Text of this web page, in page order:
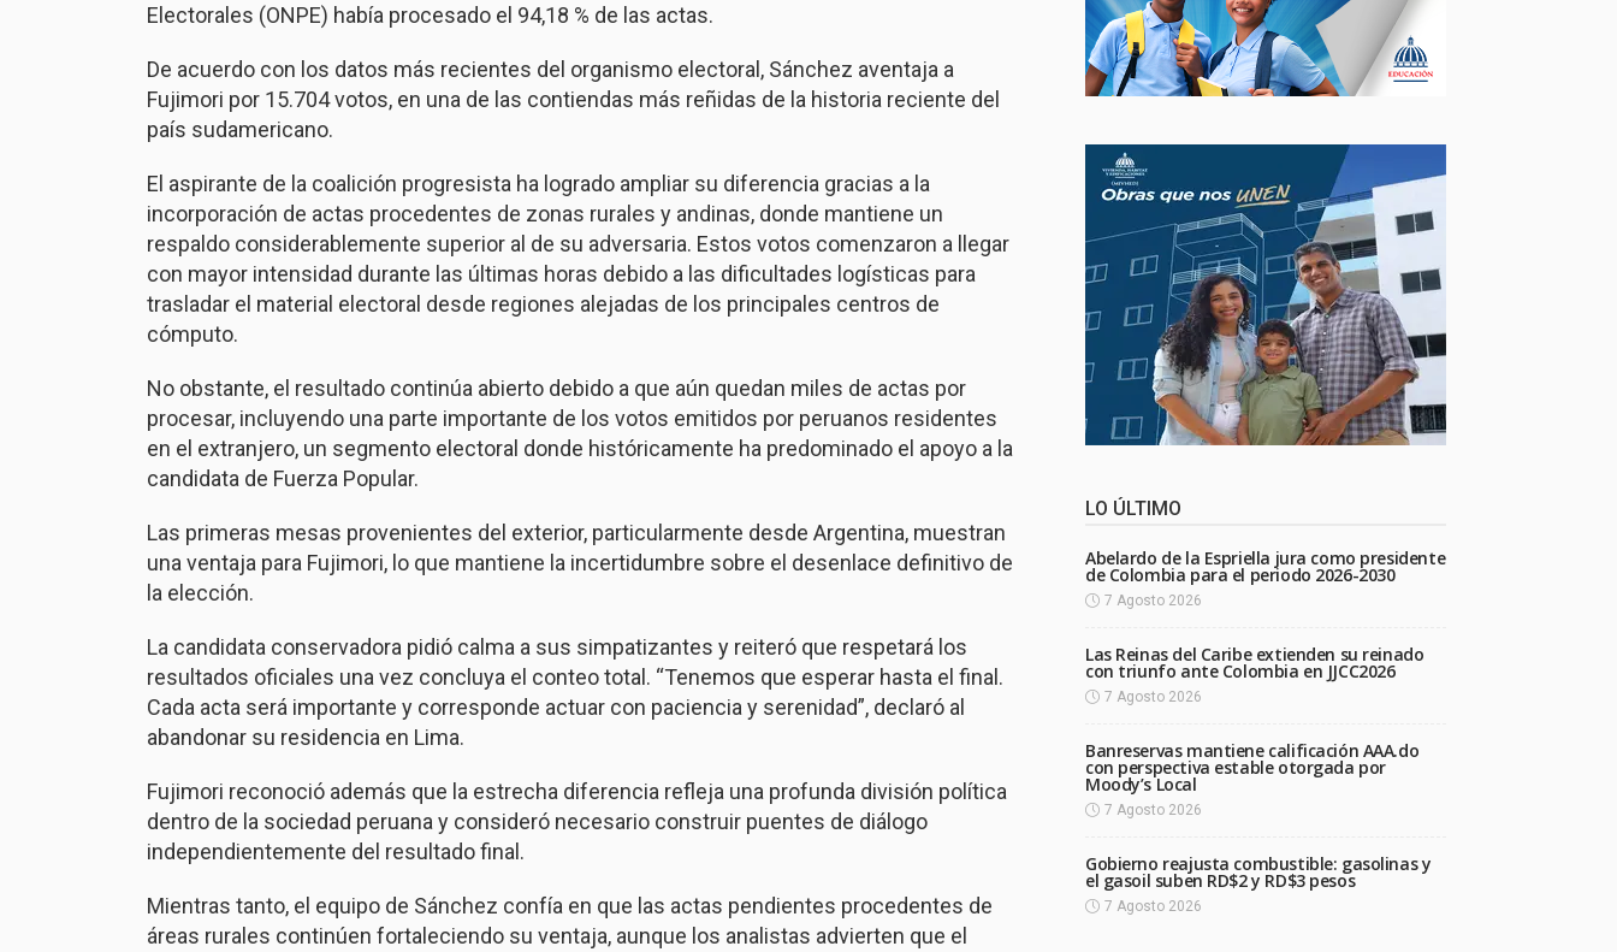
Electorales (ONPE) había procesado el 94,18 % de las actas.
De acuerdo con los datos más recientes del organismo electoral, Sánchez aventaja a
Fujimori por 15.704 votos, en una de las contiendas más reñidas de la historia reciente del
país sudamericano.
El aspirante de la coalición progresista ha logrado ampliar su diferencia gracias a la
incorporación de actas procedentes de zonas rurales y andinas, donde mantiene un
respaldo considerablemente superior al de su adversaria. Estos votos comenzaron a llegar
con mayor intensidad durante las últimas horas debido a las dificultades logísticas para
trasladar el material electoral desde regiones alejadas de los principales centros de
cómputo.
No obstante, el resultado continúa abierto debido a que aún quedan miles de actas por
procesar, incluyendo una parte importante de los votos emitidos por peruanos residentes
en el extranjero, un segmento electoral donde históricamente ha predominado el apoyo a la
candidata de Fuerza Popular.
Las primeras mesas provenientes del exterior, particularmente desde Argentina, muestran
una ventaja para Fujimori, lo que mantiene la incertidumbre sobre el desenlace definitivo de
la elección.
La candidata conservadora pidió calma a sus simpatizantes y reiteró que respetará los
resultados oficiales una vez concluya el conteo total. “Tenemos que esperar hasta el final.
Cada acta será importante y corresponde actuar con paciencia y serenidad”, declaró al
abandonar su residencia en Lima.
Fujimori reconoció además que la estrecha diferencia refleja una profunda división política
dentro de la sociedad peruana y consideró necesario construir puentes de diálogo
independientemente del resultado final.
Mientras tanto, el equipo de Sánchez confía en que las actas pendientes procedentes de
áreas rurales continúen fortaleciendo su ventaja, aunque los analistas advierten que el
LO ÚLTIMO
Abelardo de la Espriella jura como presidente
de Colombia para el periodo 2026-2030
7 Agosto 2026
Las Reinas del Caribe extienden su reinado
con triunfo ante Colombia en JJCC2026
7 Agosto 2026
Banreservas mantiene calificación AAA.do
con perspectiva estable otorgada por
Moody’s Local
7 Agosto 2026
Gobierno reajusta combustible: gasolinas y
el gasoil suben RD$2 y RD$3 pesos
7 Agosto 2026